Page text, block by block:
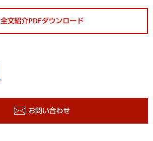
全文紹介PDFダウンロード
お問い合わせ